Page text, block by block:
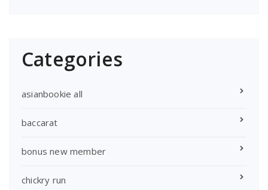
Categories
asianbookie all
baccarat
bonus new member
chickry run